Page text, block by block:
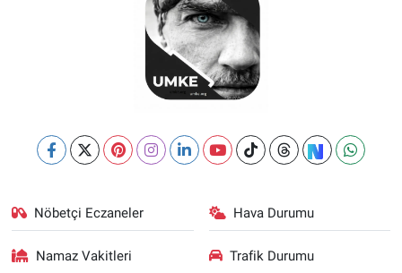
Nöbetçi Eczaneler Hava Durumu
Namaz Vakitleri Trafik Durumu